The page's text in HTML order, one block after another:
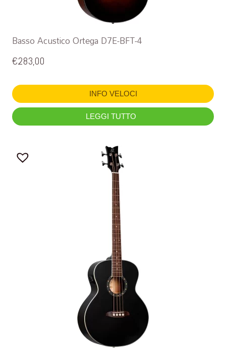
Basso Acustico Ortega D7E-BFT-4
€283,00
INFO VELOCI
LEGGI TUTTO